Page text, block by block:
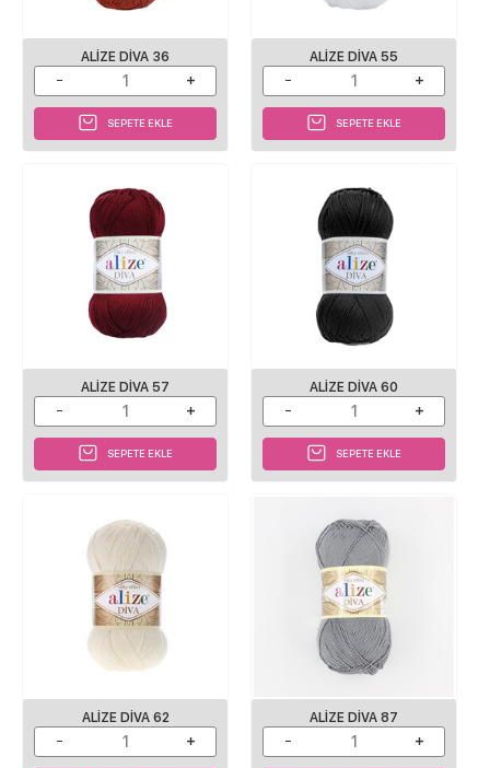
ALIZE DIVA 36
SEPETE EKLE
ALIZE DIVA 55
SEPETE EKLE
ALIZE DIVA 57
SEPETE EKLE
ALIZE DIVA 60
SEPETE EKLE
ALIZE DIVA 62 ALIZE DIVA 87